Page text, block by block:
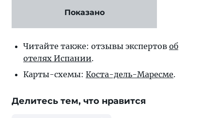
Показано
Читайте также: отзывы экспертов об
отелях Испании.
Карты-схемы: Коста-дель-Маресме.
Делитесь тем, что нравится